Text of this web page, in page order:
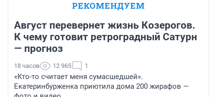
РЕКОМЕНДУЕМ
Август перевернет жизнь Козерогов.
К чему готовит ретроградный Сатурн
— прогноз
18 часов 12 965 1
«Кто-то считает меня сумасшедшей».
Екатеринбурженка приютила дома 200 жирафов —